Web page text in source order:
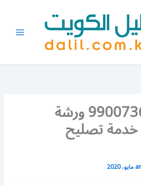
كراج ازيرا 99007366 ورشة
خدمة تصليح